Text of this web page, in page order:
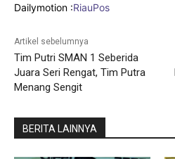
Dailymotion :RiauPos
Artikel sebelumnya
Tim Putri SMAN 1 Seberida
Juara Seri Rengat, Tim Putra
Menang Sengit
BERITA LAINNYA